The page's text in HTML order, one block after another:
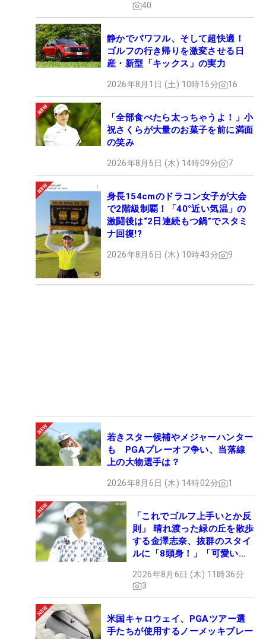
40
静かでパワフル、そして超快適！
ゴルフの行き帰りを激変させる日
産・新型「キックス」の実力
2026年8月1日 (土) 10時15分 16
「全部食べたら太っちゃうよ！」小
祝さくらが大量のお菓子を前に満面
の笑み
2026年8月6日 (木) 14時09分 7
身長154cmのドラコン女子が大会
で2階級制覇！「40°近い気温」の
激闘後は“2日連続もつ鍋”でスタミ
ナ回復!?
2026年8月6日 (木) 10時43分 9
若きスター候補やメジャーハンター
も PGAプレーオフ争い、当落線
上の大物選手は？
2026年8月6日 (木) 14時02分 1
「これでゴルフ上手いとか反
則」 晴れ渡った緑の丘を散歩
する金澤志奈、抜群のスタイ
ルに「8頭身！」「可愛いに
2026年8月6日 (木) 11時36分
3
米国キャロウェイ、PGAツアー選
手たちが使用するノーメッキブレー